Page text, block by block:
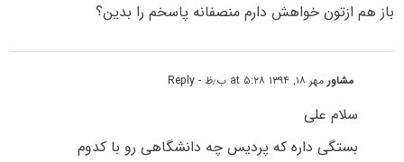
باز هم ازتون خواهش دارم منصفانه پاسخم را بدین؟
مشاورمهر ۱۸, ۱۳۹۴ at ۵:۲۸ ب٫ظ - Reply
سلام علی
بستگی داره که پردیس چه دانشگاهی رو با کدوم